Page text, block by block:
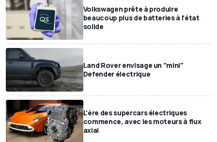
Volkswagen prête à produire
beaucoup plus de batteries à l'état
solide
Land Rover envisage un "mini"
Defender électrique
L'ère des supercars électriques
commence, avec les moteurs à flux
axial